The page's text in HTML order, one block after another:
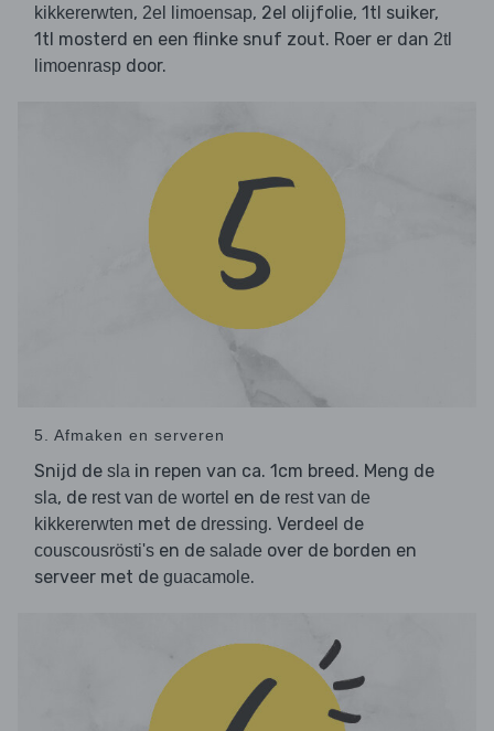
kikkererwten, 2el limoensap, 2el olijfolie, 1tl suiker,
1tl mosterd en een flinke snuf zout. Roer er dan 2tl
limoenrasp door.
5. Afmaken en serveren
Snijd de sla in repen van ca. 1cm breed. Meng de
sla, de rest van de wortel en de rest van de
kikkererwten met de dressing. Verdeel de
couscousrösti's en de salade over de borden en
serveer met de guacamole.